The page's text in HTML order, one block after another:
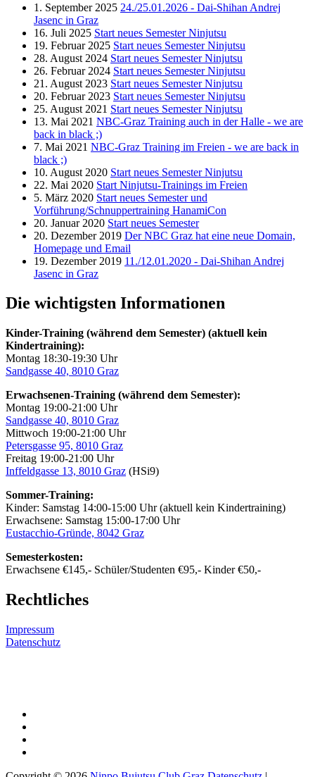
1. September 2025 24./25.01.2026 - Dai-Shihan Andrej
Jasenc in Graz
16. Juli 2025 Start neues Semester Ninjutsu
19. Februar 2025 Start neues Semester Ninjutsu
28. August 2024 Start neues Semester Ninjutsu
26. Februar 2024 Start neues Semester Ninjutsu
21. August 2023 Start neues Semester Ninjutsu
20. Februar 2023 Start neues Semester Ninjutsu
25. August 2021 Start neues Semester Ninjutsu
13. Mai 2021 NBC-Graz Training auch in der Halle - we are
back in black ;)
7. Mai 2021 NBC-Graz Training im Freien - we are back in
black ;)
10. August 2020 Start neues Semester Ninjutsu
22. Mai 2020 Start Ninjutsu-Trainings im Freien
5. März 2020 Start neues Semester und
Vorführung/Schnuppertraining HanamiCon
20. Januar 2020 Start neues Semester
20. Dezember 2019 Der NBC Graz hat eine neue Domain,
Homepage und Email
19. Dezember 2019 11./12.01.2020 - Dai-Shihan Andrej
Jasenc in Graz
Die wichtigsten Informationen
Kinder-Training (während dem Semester) (aktuell kein
Kindertraining):
Montag 18:30-19:30 Uhr
Sandgasse 40, 8010 Graz
Erwachsenen-Training (während dem Semester):
Montag 19:00-21:00 Uhr
Sandgasse 40, 8010 Graz
Mittwoch 19:00-21:00 Uhr
Petersgasse 95, 8010 Graz
Freitag 19:00-21:00 Uhr
Inffeldgasse 13, 8010 Graz (HSi9)
Sommer-Training:
Kinder: Samstag 14:00-15:00 Uhr (aktuell kein Kindertraining)
Erwachsene: Samstag 15:00-17:00 Uhr
Eustacchio-Gründe, 8042 Graz
Semesterkosten:
Erwachsene €145,- Schüler/Studenten €95,- Kinder €50,-
Rechtliches
Impressum
Datenschutz